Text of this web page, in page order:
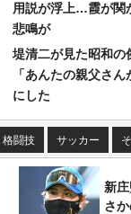
用説が浮上…霞が関
悲鳴が
堤清二が見た昭和
「あんたの親父さ
にした
格闘技 サッカー
新
さ